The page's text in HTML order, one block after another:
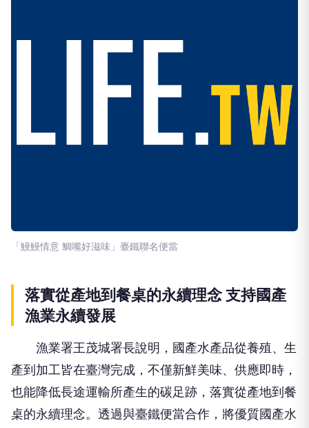
「鰻鰻情意 鯛嘴好滋味」臺鐵聯名便當
落實從產地到餐桌的永續理念 支持國產
漁業永續發展
漁業署王茂城署長說明，國產水產品從養殖、生
產到加工皆在臺灣完成，不僅新鮮美味、供應即時，
也能降低長途運輸所產生的碳足跡，落實從產地到餐
桌的永續理念。透過與臺鐵便當合作，將優質國產水